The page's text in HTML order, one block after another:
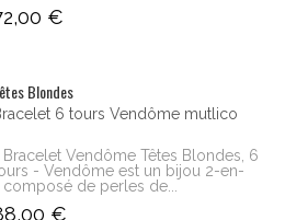
€
Blondes
6 tours Vendôme mutlico
Bracelet Vendôme Têtes Blondes, 6
- Vendôme est un bijou 2-en-
composé de perles de...
€